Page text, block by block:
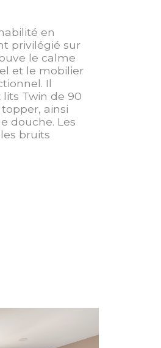
en
privilégié sur
le calme
et le mobilier
Il
Twin de 90
ainsi
douche. Les
bruits